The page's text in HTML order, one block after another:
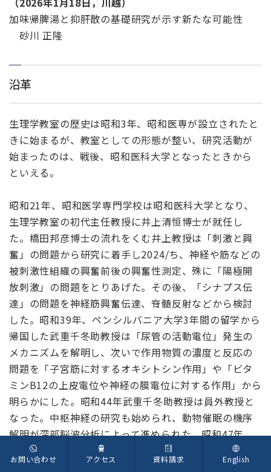
加味帰脾湯と抑肝散の基礎研究が示す新たな可能性
砂川 正隆
沿革
生理学教室の歴史は昭和3年、昭和医専が設立されたと
きに始まるが、教室としての形態が整い、研究活動が
始まったのは、戦後、昭和医科大学となったときから
といえる。
昭和21年、昭和医学専門学校は昭和医科大学となり、
生理学教室の初代主任教授に井上清恒博士が就任し
た。橋田邦彦博士の流れをくむ井上教授は「刺激と興
奮」の問題から研究に着手し2024/ち、神経や筋などの
被刺激性組織の興奮前後の興奮性測定、殊に「陽極開
放刺激」の問題をとりあげた。その後、「シナプス伝
達」の問題を神経筋興奮伝達、脊髄反射などから検討
した。昭和39年、ペンシルバニア大学3年間の留学から
帰国した武重千冬助教授は「尿管の活動電位」発生の
メカニズムを解明し、次いで作用物質の濃度と反応の
問題を「子宮筋に対するオキシトシン作用」や「ビタ
ミンB12の上皮電位や神経の膜電位に対する作用」から
明らかにした。昭和44年武重千冬助教授は員外教授と
なった。中枢神経の研究も始められ、動物催眠の機序
解明が深部脳波分析によって進められた。昭和47年、
井上清恒教授は定年退職し、名誉教授の称号が与えら
れた。
お問い合わせ アクセス 資料請求 English